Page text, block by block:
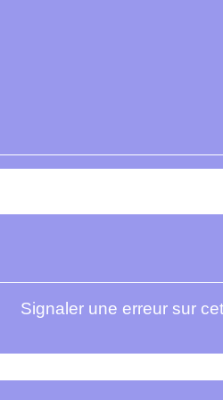
Signaler une erreur sur